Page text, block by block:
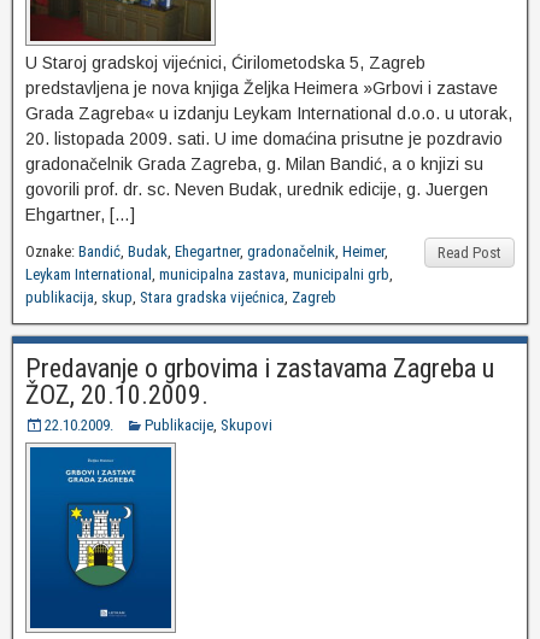
U Staroj gradskoj vijećnici, Ćirilometodska 5, Zagreb
predstavljena je nova knjiga Željka Heimera »Grbovi i zastave
Grada Zagreba« u izdanju Leykam International d.o.o. u utorak,
20. listopada 2009. sati. U ime domaćina prisutne je pozdravio
gradonačelnik Grada Zagreba, g. Milan Bandić, a o knjizi su
govorili prof. dr. sc. Neven Budak, urednik edicije, g. Juergen
Ehgartner, […]
Read Post
Oznake: Bandić, Budak, Ehegartner, gradonačelnik, Heimer,
Leykam International , municipalna zastava, municipalni grb,
publikacija, skup, Stara gradska vijećnica, Zagreb
Predavanje o grbovima i zastavama Zagreba u
ŽOZ, 20.10.2009.
22.10.2009. Publikacije, Skupovi